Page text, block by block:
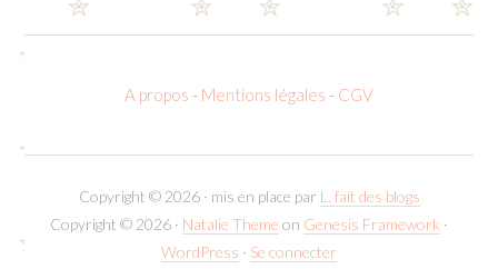
A propos - Mentions légales - CGV
Copyright © 2026 · mis en place par L. fait des blogs
Copyright © 2026 · Natalie Theme on Genesis Framework ·
WordPress · Se connecter